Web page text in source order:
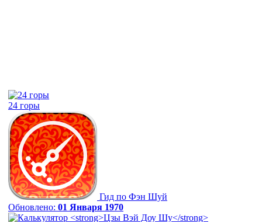
24 горы
Гид по Фэн Шуй
Обновлено: 01 Января 1970